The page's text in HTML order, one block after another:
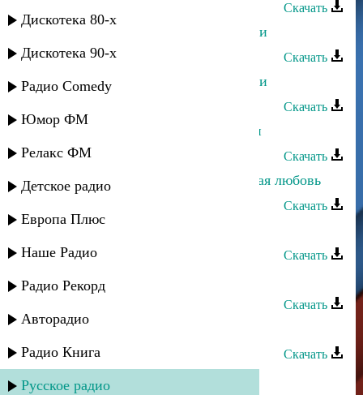
Дискотека 80-х
Дискотека 90-х
Радио Comedy
Юмор ФМ
Релакс ФМ
Детское радио
Европа Плюс
Наше Радио
Радио Рекорд
Авторадио
Радио Книга
Русское радио
Скачать
Загидат Муслимова - Цветок любви
Скачать
Загидат Муслимова - Родник любви
Скачать
Загидат Муслимова - Пламя любви
Скачать
Загидат Муслимова - Неразделенная любовь
Скачать
Загидат Муслимова - Любимый
Скачать
Загидат Муслимова - Жду тебя
Скачать
Загидат Муслимова - Встреча
Скачать